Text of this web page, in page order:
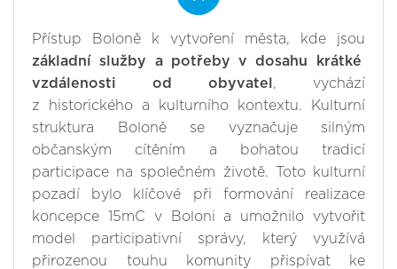
Přístup Boloně k vytvoření města, kde jsou
základní služby a potřeby v dosahu krátké
vzdálenosti od obyvatel , vychází
z historického a kulturního kontextu. Kulturní
struktura Boloně se vyznačuje silným
občanským cítěním a bohatou tradicí
participace na společném životě. Toto kulturní
pozadí bylo klíčové při formování realizace
koncepce 15mC v Boloni a umožnilo vytvořit
model participativní správy, který využívá
přirozenou touhu komunity přispívat ke